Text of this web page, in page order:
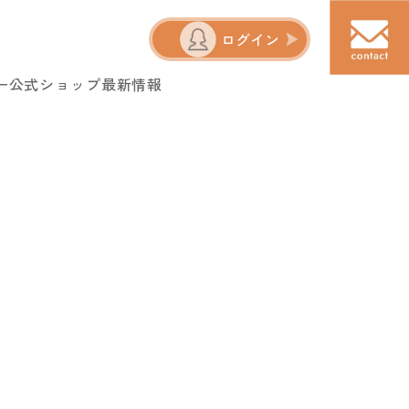
ログイン
公式ショップ最新情報